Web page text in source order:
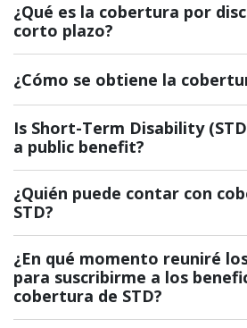
¿Qué es la cobertura por
corto plazo?
¿Cómo se obtiene la
Is Short-Term Disability
a public benefit?
¿Quién puede contar con
STD?
¿En qué momento reuniré
para suscribirme a los
cobertura de STD?